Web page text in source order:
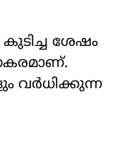
ശേഷം
വർധിക്കുന്ന